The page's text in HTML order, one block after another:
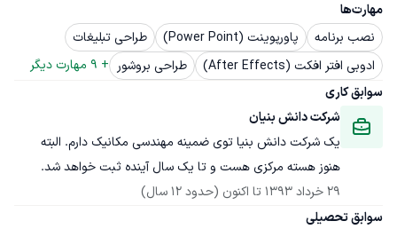
مهارت‌ها
نصب برنامه
پاورپوینت (Power Point)
طراحی تبلیغات
ادوبی افتر افکت (After Effects)
طراحی بروشور +
9 مهارت دیگر
سوابق کاری
شرکت دانش بنیان
یک شرکت دانش بنیا توی ضمینه مهندسی مکانیک دارم. البته
هنوز هسته مرکزی هست و تا یک سال آینده ثبت خواهد شد.
29 خرداد 1393
تا اکنون (حدود 12 سال)
سوابق تحصیلی